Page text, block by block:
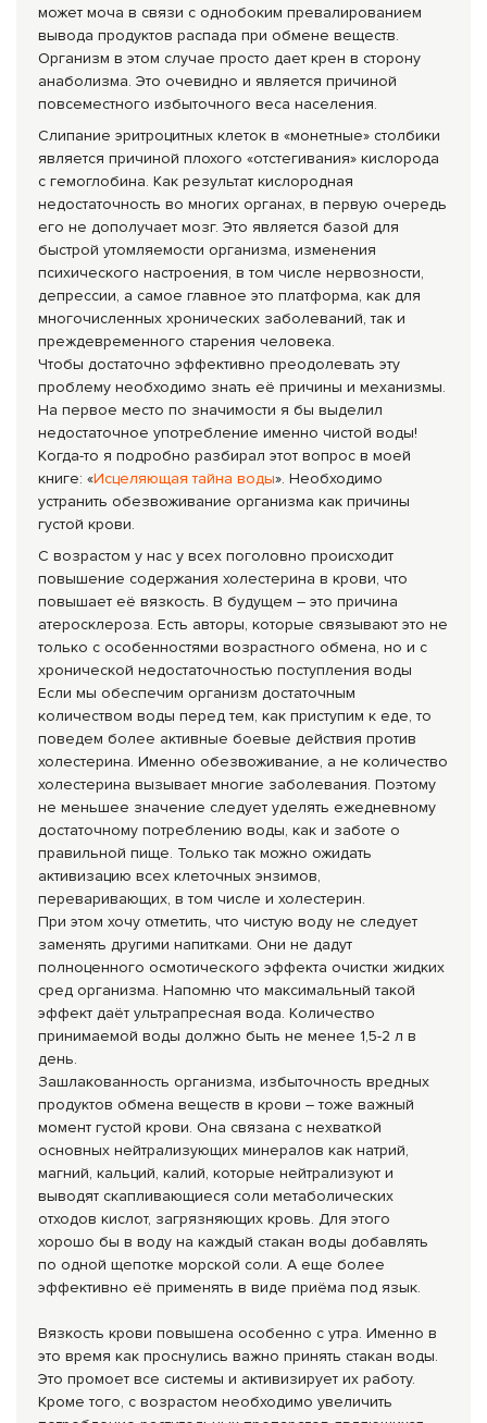
может моча в связи с однобоким превалированием
вывода продуктов распада при обмене веществ.
Организм в этом случае просто дает крен в сторону
анаболизма. Это очевидно и является причиной
повсеместного избыточного веса населения.
Слипание эритроцитных клеток в «монетные» столбики
является причиной плохого «отстегивания» кислорода
с гемоглобина. Как результат кислородная
недостаточность во многих органах, в первую очередь
его не дополучает мозг. Это является базой для
быстрой утомляемости организма, изменения
психического настроения, в том числе нервозности,
депрессии, а самое главное это платформа, как для
многочисленных хронических заболеваний, так и
преждевременного старения человека.
Чтобы достаточно эффективно преодолевать эту
проблему необходимо знать её причины и механизмы.
На первое место по значимости я бы выделил
недостаточное употребление именно чистой воды!
Когда-то я подробно разбирал этот вопрос в моей
книге: «Исцеляющая тайна воды». Необходимо
устранить обезвоживание организма как причины
густой крови.
С возрастом у нас у всех поголовно происходит
повышение содержания холестерина в крови, что
повышает её вязкость. В будущем – это причина
атеросклероза. Есть авторы, которые связывают это не
только с особенностями возрастного обмена, но и с
хронической недостаточностью поступления воды
Если мы обеспечим организм достаточным
количеством воды перед тем, как приступим к еде, то
поведем более активные боевые действия против
холестерина. Именно обезвоживание, а не количество
холестерина вызывает многие заболевания. Поэтому
не меньшее значение следует уделять ежедневному
достаточному по­треблению воды, как и заботе о
правильной пище. Только так можно ожидать
активизацию всех клеточных энзимов,
переваривающих, в том числе и холестерин.
При этом хочу отметить, что чистую воду не следует
заменять другими напитками. Они не дадут
полноценного осмотического эффекта очистки жидких
сред организма. Напомню что максимальный такой
эффект даёт ультрапресная вода. Количество
принимаемой воды должно быть не менее 1,5-2 л в
день.
Зашлакованность организма, избыточность вредных
продуктов обмена веществ в крови – тоже важный
момент густой крови. Она связана с нехваткой
основных нейтрализующих минералов как натрий,
магний, кальций, калий, которые нейтрализуют и
выводят скапливающиеся соли метаболических
отходов кислот, загрязняющих кровь. Для этого
хорошо бы в воду на каждый стакан воды добавлять
по одной щепотке морской соли. А еще более
эффективно её применять в виде приёма под язык.
Вязкость крови повыше­на особенно с утра. Именно в
это время как проснулись важно принять стакан воды.
Это промоет все системы и активизирует их работу.
Кроме того, с возрастом необходимо увеличить